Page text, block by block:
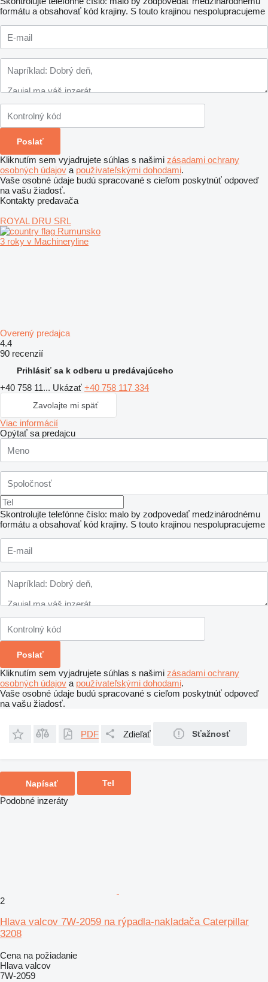
formátu a obsahovať kód krajiny. S touto krajinou nespolupracujeme
Kliknutím sem vyjadrujete súhlas s našimi zásadami ochrany
osobných údajov a používateľskými dohodami.
Vaše osobné údaje budú spracované s cieľom poskytnúť odpoveď
na vašu žiadosť.
Kontakty predavača
ROYAL DRU SRL
Rumunsko
3 roky v Machineryline
Overený predajca
4.4
90 recenzií
Prihlásiť sa k odberu u predávajúceho
+40 758 11... Ukázať +40 758 117 334
Zavolajte mi späť
Viac informácií
Opýtať sa predajcu
Skontrolujte telefónne číslo: malo by zodpovedať medzinárodnému
formátu a obsahovať kód krajiny. S touto krajinou nespolupracujeme
Kliknutím sem vyjadrujete súhlas s našimi zásadami ochrany
osobných údajov a používateľskými dohodami.
Vaše osobné údaje budú spracované s cieľom poskytnúť odpoveď
na vašu žiadosť.
PDF Zdieľať Sťažnosť
Napísať Tel
Podobné inzeráty
2
Hlava valcov 7W-2059 na rýpadla-nakladača Caterpillar
3208
Cena na požiadanie
Hlava valcov
7W-2059